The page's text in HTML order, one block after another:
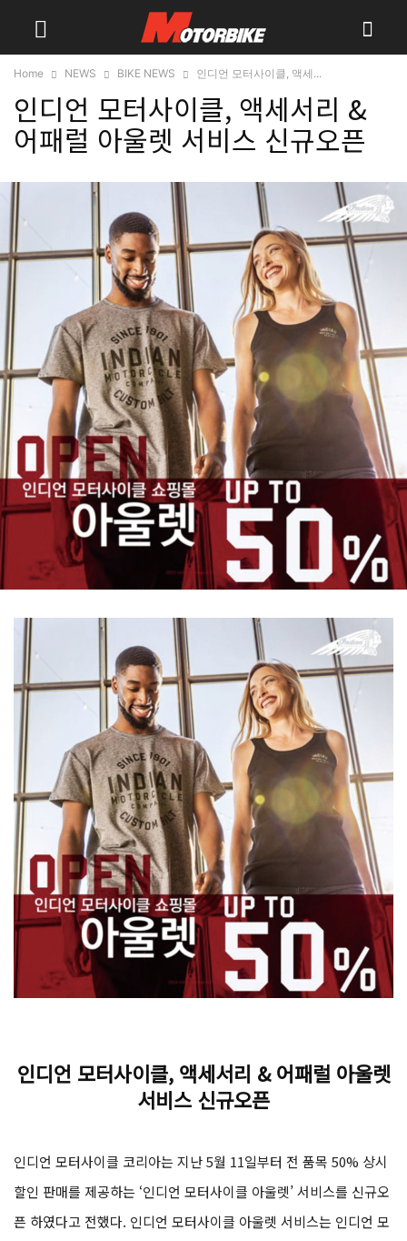
Home NEWS BIKE NEWS 인디언 모터사이클, 액세...
인디언 모터사이클, 액세서리 &
어패럴 아울렛 서비스 신규오픈
인디언 모터사이클, 액세서리 & 어패럴 아울렛
서비스 신규오픈
인디언 모터사이클 코리아는 지난 5월 11일부터 전 품목 50% 상시
할인 판매를 제공하는 ‘인디언 모터사이클 아울렛’ 서비스를 신규오
픈 하였다고 전했다. 인디언 모터사이클 아울렛 서비스는 인디언 모